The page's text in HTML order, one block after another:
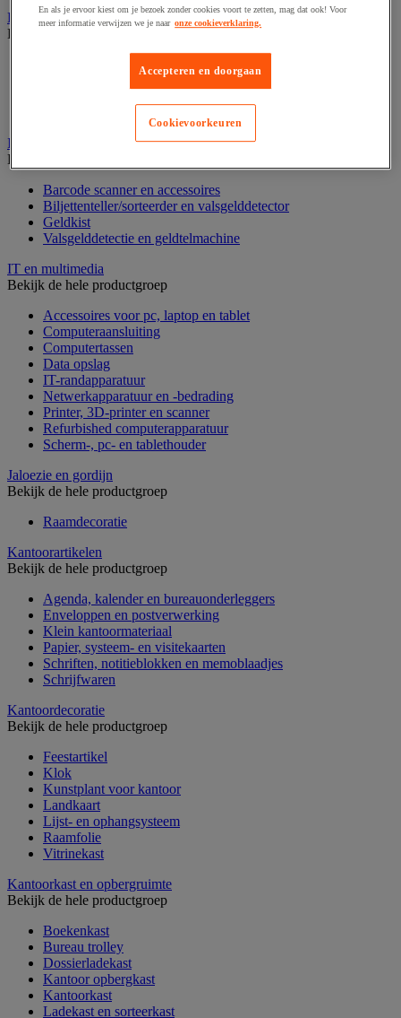
Folderrek en -houder
Bekijk de hele productgroep
Inname en beheer van geld
Bekijk de hele productgroep
Barcode scanner en accessoires
Biljettenteller/sorteerder en valsgelddetector
Geldkist
Valsgelddetectie en geldtelmachine
IT en multimedia
Bekijk de hele productgroep
Accessoires voor pc, laptop en tablet
Computeraansluiting
Computertassen
Data opslag
IT-randapparatuur
Netwerkapparatuur en -bedrading
Printer, 3D-printer en scanner
Refurbished computerapparatuur
Scherm-, pc- en tablethouder
Jaloezie en gordijn
Bekijk de hele productgroep
Raamdecoratie
Kantoorartikelen
Bekijk de hele productgroep
Agenda, kalender en bureauonderleggers
Enveloppen en postverwerking
Klein kantoormateriaal
Papier, systeem- en visitekaarten
Schriften, notitieblokken en memoblaadjes
Schrijfwaren
Kantoordecoratie
Bekijk de hele productgroep
Feestartikel
Klok
Kunstplant voor kantoor
Landkaart
Lijst- en ophangsysteem
Raamfolie
Vitrinekast
Kantoorkast en opbergruimte
Bekijk de hele productgroep
Boekenkast
Bureau trolley
Dossierladekast
Kantoor opbergkast
Kantoorkast
Ladekast en sorteerkast
En als je ervoor kiest om je bezoek zonder cookies voort te zetten, mag dat ook! Voor
meer informatie verwijzen we je naar onze cookieverklaring.
Accepteren en doorgaan
Cookievoorkeuren